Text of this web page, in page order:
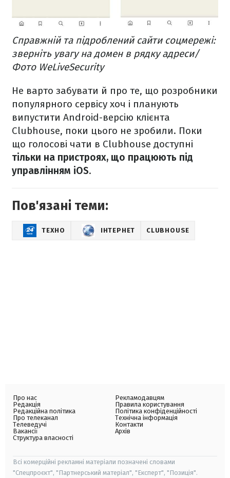
Справжній та підроблений сайти соцмережі:
зверніть увагу на домен в рядку адреси/
Фото WeLiveSecurity
Не варто забувати й про те, що розробники
популярного сервісу хоч і планують
випустити Android-версію клієнта
Clubhouse, поки цього не зробили. Поки
що голосові чати в Clubhouse доступні
тільки на пристроях, що працюють під
управлінням iOS.
Пов'язані теми:
ТЕХНО ІНТЕРНЕТ CLUBHOUSE
Про нас
Редакція
Редакційна політика
Про телеканал
Телеведучі
Вакансії
Структура власності
Рекламодавцям
Правила користування
Політика конфіденційності
Технічна інформація
Контакти
Архів
Всі комерційні рекламні матеріали позначені словами
"Спецпроєкт", "Партнерський матеріал", "Експерт", "Позиція".